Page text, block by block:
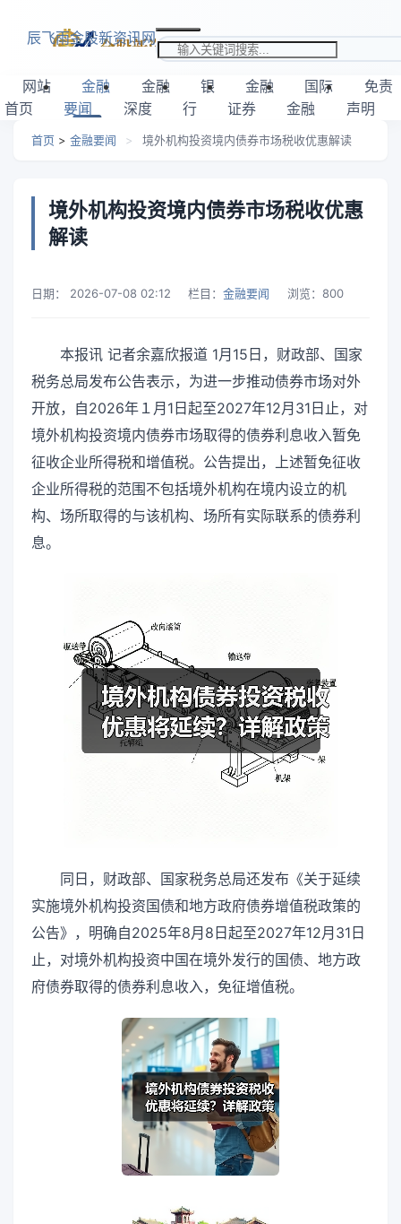
辰飞雨金股新资讯网
搜索关键词
网站
首页
金融
要闻
金融
深度
银
行
金融
证券
国际
金融
免责
声明
首页 > 金融要闻 > 境外机构投资境内债券市场税收优惠解读
境外机构投资境内债券市场税收优惠
解读
日期： 2026-07-08 02:12 栏目： 金融要闻 浏览： 800
本报讯 记者余嘉欣报道 1月15日，财政部、国家
税务总局发布公告表示，为进一步推动债券市场对外
开放，自2026年１月1日起至2027年12月31日止，对
境外机构投资境内债券市场取得的债券利息收入暂免
征收企业所得税和增值税。公告提出，上述暂免征收
企业所得税的范围不包括境外机构在境内设立的机
构、场所取得的与该机构、场所有实际联系的债券利
息。
同日，财政部、国家税务总局还发布《关于延续
实施境外机构投资国债和地方政府债券增值税政策的
公告》，明确自2025年8月8日起至2027年12月31日
止，对境外机构投资中国在境外发行的国债、地方政
府债券取得的债券利息收入，免征增值税。